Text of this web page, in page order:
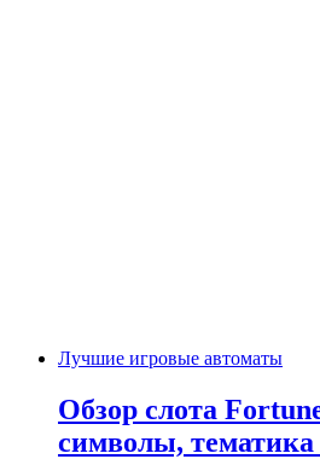
Лучшие игровые автоматы
Обзор слота
символы,